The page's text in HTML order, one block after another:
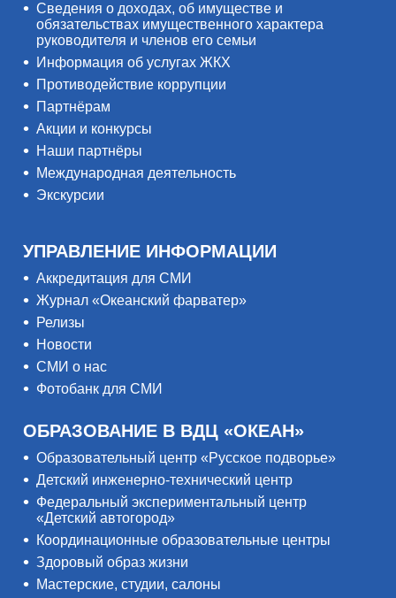
Сведения о доходах, об имуществе и
обязательствах имущественного характера
руководителя и членов его семьи
Информация об услугах ЖКХ
Противодействие коррупции
Партнёрам
Акции и конкурсы
Наши партнёры
Международная деятельность
Экскурсии
УПРАВЛЕНИЕ ИНФОРМАЦИИ
Аккредитация для СМИ
Журнал «Океанский фарватер»
Релизы
Новости
СМИ о нас
Фотобанк для СМИ
ОБРАЗОВАНИЕ В ВДЦ «ОКЕАН»
Образовательный центр «Русское подворье»
Детский инженерно-технический центр
Федеральный экспериментальный центр
«Детский автогород»
Координационные образовательные центры
Здоровый образ жизни
Мастерские, студии, салоны